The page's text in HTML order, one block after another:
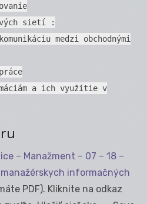
sietí :
medzi obchodnými
a ich využitie v
– Manažment – 07 – 18 –
informačných
PDF). Kliknite na odkaz